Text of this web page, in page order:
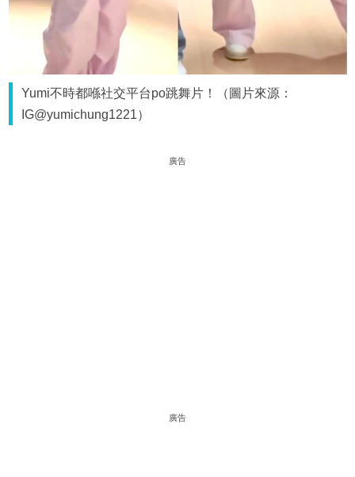
Yumi不時都喺社交平台po跳舞片！（圖片來源：
IG@yumichung1221）
廣告
廣告